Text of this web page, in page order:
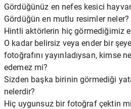
Gördüğünüz en nefes kesici
Gördüğün en mutlu resimler neler?
Hintli aktörlerin hiç görmediğimiz
O kadar belirsiz veya ender bir
fotoğrafını yayınladıysan, kimse
edemez mi?
Sizden başka birinin görmediği
nelerdir?
Hiç uygunsuz bir fotoğraf çektin